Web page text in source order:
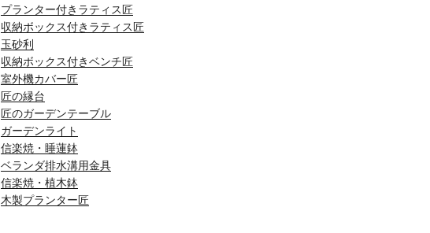
プランター付きラティス匠
収納ボックス付きラティス匠
玉砂利
収納ボックス付きベンチ匠
室外機カバー匠
匠の縁台
匠のガーデンテーブル
ガーデンライト
信楽焼・睡蓮鉢
ベランダ排水溝用金具
信楽焼・植木鉢
木製プランター匠